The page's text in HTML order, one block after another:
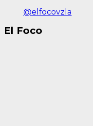
@elfocovzla
El Foco